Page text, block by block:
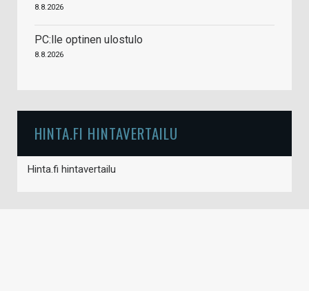
8.8.2026
PC:lle optinen ulostulo
8.8.2026
HINTA.FI HINTAVERTAILU
Hinta.fi hintavertailu